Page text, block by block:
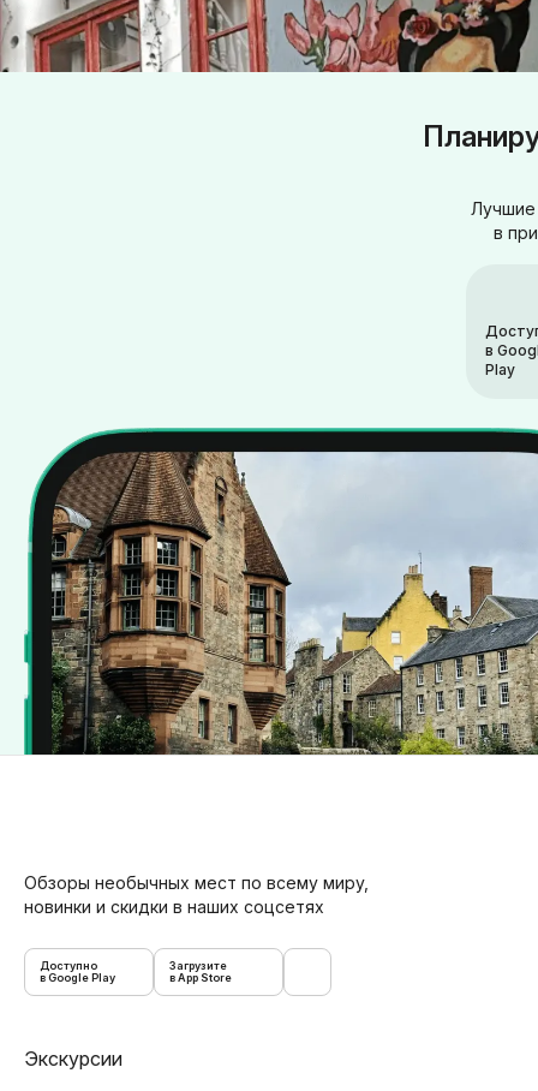
в
в
Play
Обзоры необычных мест по всему миру,
новинки и скидки в наших соцсетях
Доступно
в Google Play
Загрузите
в App Store
Экскурсии